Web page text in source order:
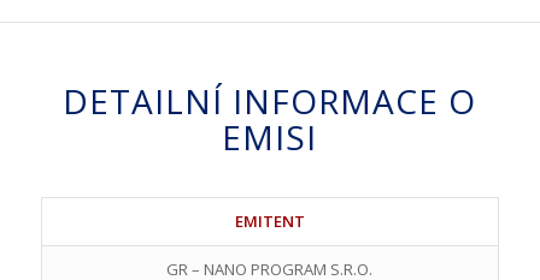
DETAILNÍ INFORMACE O
EMISI
EMITENT
GR – NANO PROGRAM S.R.O.